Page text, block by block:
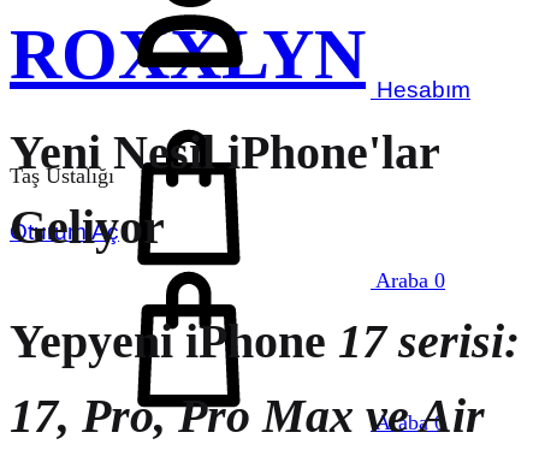
ROXXLYN
Taş Ustalığı
Oturum Aç
Araba 0
Hesabım
Araba 0
Yeni Nesil iPhone'lar
Geliyor
Yepyeni iPhone 17 serisi:
17, Pro, Pro Max ve Air